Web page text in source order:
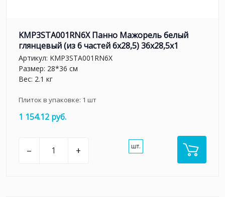
KMP3STA001RN6X Панно Мажорель белый
глянцевый (из 6 частей 6х28,5) 36x28,5x1
Артикул: KMP3STA001RN6X
Размер: 28*36 см
Вес: 2.1 кг
Плиток в упаковке: 1 шт
1 154.12 руб.
– + шт.